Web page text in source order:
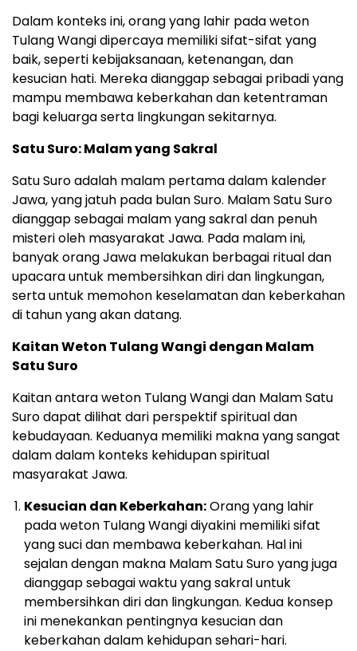
Dalam konteks ini, orang yang lahir pada weton
Tulang Wangi dipercaya memiliki sifat-sifat yang
baik, seperti kebijaksanaan, ketenangan, dan
kesucian hati. Mereka dianggap sebagai pribadi yang
mampu membawa keberkahan dan ketentraman
bagi keluarga serta lingkungan sekitarnya.
Satu Suro: Malam yang Sakral
Satu Suro adalah malam pertama dalam kalender
Jawa, yang jatuh pada bulan Suro. Malam Satu Suro
dianggap sebagai malam yang sakral dan penuh
misteri oleh masyarakat Jawa. Pada malam ini,
banyak orang Jawa melakukan berbagai ritual dan
upacara untuk membersihkan diri dan lingkungan,
serta untuk memohon keselamatan dan keberkahan
di tahun yang akan datang.
Kaitan Weton Tulang Wangi dengan Malam
Satu Suro
Kaitan antara weton Tulang Wangi dan Malam Satu
Suro dapat dilihat dari perspektif spiritual dan
kebudayaan. Keduanya memiliki makna yang sangat
dalam dalam konteks kehidupan spiritual
masyarakat Jawa.
Kesucian dan Keberkahan:Orang yang lahir
pada weton Tulang Wangi diyakini memiliki sifat
yang suci dan membawa keberkahan. Hal ini
sejalan dengan makna Malam Satu Suro yang juga
dianggap sebagai waktu yang sakral untuk
membersihkan diri dan lingkungan. Kedua konsep
ini menekankan pentingnya kesucian dan
keberkahan dalam kehidupan sehari-hari.